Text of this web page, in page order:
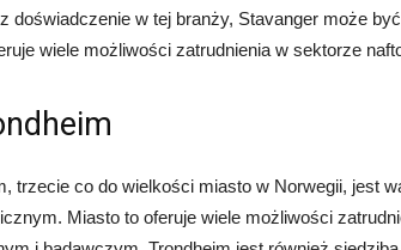
doświadczenie w tej branży, Stavanger może
wiele możliwości zatrudnienia w sektorze
trzecie co do wielkości miasto w Norwegii, jest
Miasto to oferuje wiele możliwości